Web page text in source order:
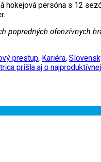
hokejová persóna s 12
popredných ofenzívnych
prestup, Kariéra,
prišla aj o